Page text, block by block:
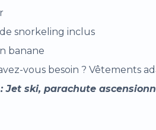
snorkeling inclus
banane
vous besoin ? Vêtements
Jet ski, parachute